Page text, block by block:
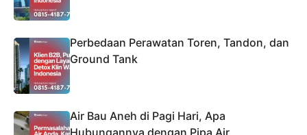
Perbedaan Perawatan Toren, Tandon, dan
Ground Tank
Air Bau Aneh di Pagi Hari, Apa
Hubungannya dengan Pipa Air